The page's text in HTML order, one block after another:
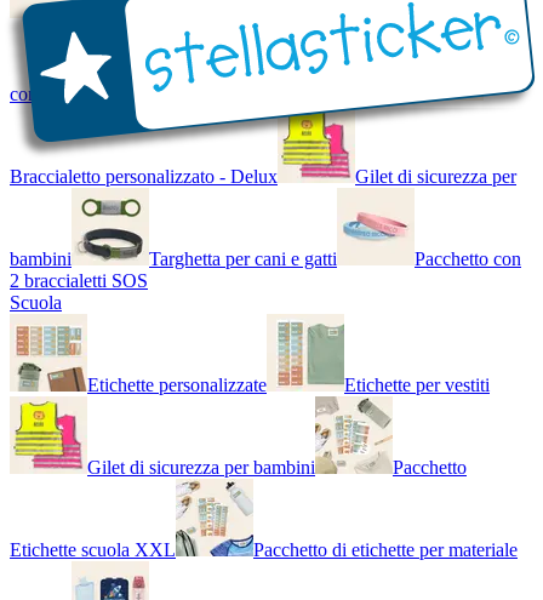
Braccialetto SOS - Bicolore Braccialetto SOS
con Nome - Luminoso
Braccialetto personalizzato - Delux Gilet di sicurezza per
bambini Targhetta per cani e gatti
Pacchetto con
2 braccialetti SOS
Scuola
Etichette personalizzate Etichette per vestiti
Gilet di sicurezza per bambini Pacchetto
Etichette scuola XXL Pacchetto di etichette per materiale